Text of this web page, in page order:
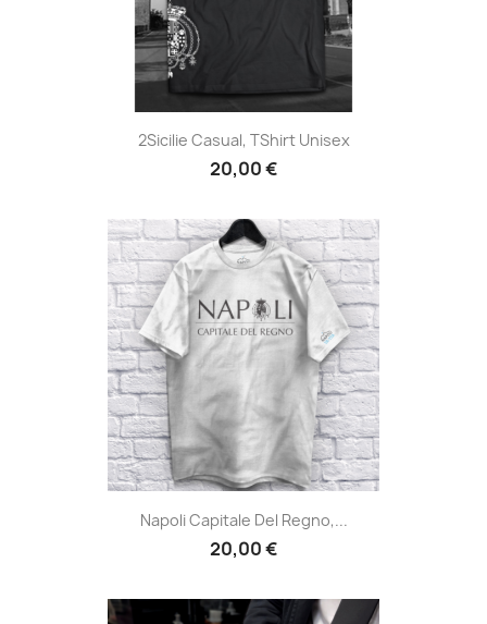
2Sicilie Casual, TShirt Unisex
20,00 €
Napoli Capitale Del Regno,...
20,00 €